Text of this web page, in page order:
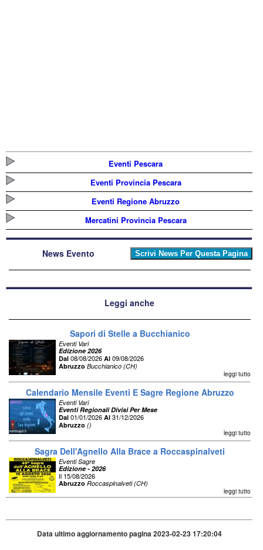
Eventi Pescara
Eventi Provincia Pescara
Eventi Regione Abruzzo
Mercatini Provincia Pescara
News Evento
Leggi anche
Sapori di Stelle a Bucchianico
Eventi Vari
Edizione 2026
Dal 08/08/2026 Al 09/08/2026
Abruzzo Bucchianico (CH)
leggi tutto
Calendario Mensile Eventi E Sagre Regione Abruzzo
Eventi Vari
Eventi Regionali Divisi Per Mese
Dal 01/01/2026 Al 31/12/2026
Abruzzo ()
leggi tutto
Sagra Dell'Agnello Alla Brace a Roccaspinalveti
Eventi Sagre
Edizione - 2026
Il 15/08/2026
Abruzzo Roccaspinalveti (CH)
leggi tutto
Data ultimo aggiornamento pagina 2023-02-23 17:20:04